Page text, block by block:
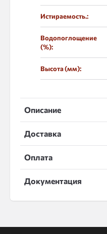
Истираемость.:
Водопоглощение
(%):
Высота (мм):
Описание
Доставка
Оплата
Документация